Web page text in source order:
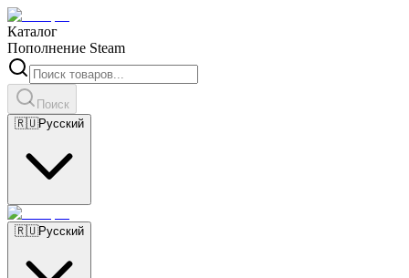
Каталог
Пополнение Steam
Поиск
🇷🇺Русский
🇷🇺Русский